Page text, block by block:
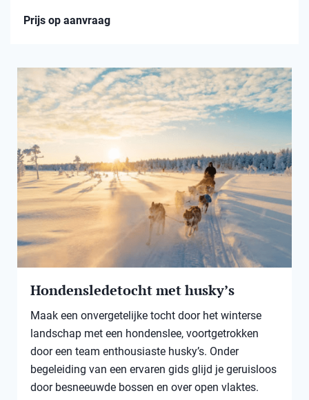
Prijs op aanvraag
Hondensledetocht met husky’s
Maak een onvergetelijke tocht door het winterse
landschap met een hondenslee, voortgetrokken
door een team enthousiaste husky’s. Onder
begeleiding van een ervaren gids glijd je geruisloos
door besneeuwde bossen en over open vlaktes.